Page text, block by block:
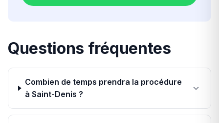
Questions fréquentes
Combien de temps prendra la procédure
à Saint-Denis ?